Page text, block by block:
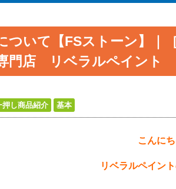
ついて【FSストーン】｜
門店 リベラルペイント
押し商品紹介 基本
こんにち
リベラルペイン